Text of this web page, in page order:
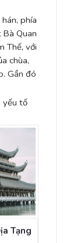
phía
Quan
Thế, với
chùa,
Gần đó
yếu tố
Tạng